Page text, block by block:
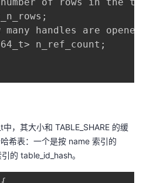
many handles are
n_ref_count;
，其大小和 TABLE_SHARE 的缓
希表：一个是按 name 索引的
的 table_id_hash。